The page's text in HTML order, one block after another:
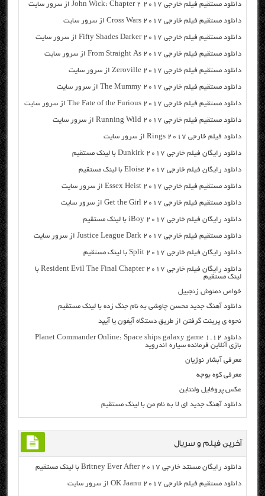
دانلود مستقیم فیلم خارجی John Wick: Chapter 2 2017 از سرور سایت
دانلود مستقیم فیلم خارجی Cross Wars 2017 از سرور سایت
دانلود مستقیم فیلم خارجی Fifty Shades Darker 2017 از سرور سایت
دانلود مستقیم فیلم خارجی From Straight As 2017 از سرور سایت
دانلود مستقیم فیلم خارجی Zeroville 2017 از سرور سایت
دانلود مستقیم فیلم خارجی The Mummy 2017 از سرور سایت
دانلود مستقیم فیلم خارجی The Fate of the Furious 2017 از سرور سایت
دانلود مستقیم فیلم خارجی Running Wild 2017 از سرور سایت
دانلود فیلم خارجی Rings 2017 از سرور سایت
دانلود رایگان فیلم خارجی Dunkirk 2017 با لینک مستقیم
دانلود رایگان فیلم خارجی Eloise 2017 با لینک مستقیم
دانلود مستقیم فیلم خارجی Essex Heist 2017 از سرور سایت
دانلود مستقیم فیلم خارجی Get the Girl 2017 از سرور سایت
دانلود رایگان فیلم خارجی iBoy 2017 با لینک مستقیم
دانلود مستقیم فیلم خارجی Justice League Dark 2017 از سرور سایت
دانلود رایگان فیلم خارجی Split 2017 با لینک مستقیم
دانلود رایگان فیلم خارجی Resident Evil The Final Chapter 2017 با
لینک مستقیم
خواص دمنوش زنجبیل
دانلود آهنگ جدید محسن چاوشی به نام جنگ زده با لینک مستقیم
نحوه ي پرینت گرفتن از طریق دستگاه آيفون يا آیپد
دانلود Planet Commander Online: Space ships galaxy game 1.12
بازی آنلاین فرمانده سیاره اندروید
معرفی آبشار نوژیان
معرفی کوه بوجه
عکس پروفایل ولنتاین
دانلود آهنگ جدید ای لا به نام من با لینک مستقیم
آخرین فیلم و سریال
دانلود رایگان مسنتد خارجی Britney Ever After 2017 با لینک مستقیم
دانلود مستقیم فیلم خارجی OK Jaanu 2017 از سرور سایت